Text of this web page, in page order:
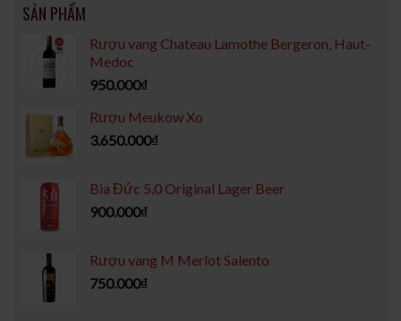
SẢN PHẨM
Rượu vang Chateau Lamothe Bergeron, Haut-
Medoc
950.000₫
Rượu Meukow Xo
3.650.000₫
Bia Đức 5,0 Original Lager Beer
900.000₫
Rượu vang M Merlot Salento
750.000₫